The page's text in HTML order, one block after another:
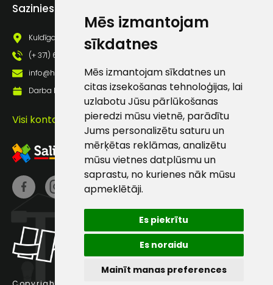
Mēs izmantojam
sīkdatnes
Mēs izmantojam sīkdatnes un
citas izsekošanas tehnoloģijas, lai
uzlabotu Jūsu pārlūkošanas
pieredzi mūsu vietnē, parādītu
Jums personalizētu saturu un
mērķētas reklāmas, analizētu
mūsu vietnes datplūsmu un
saprastu, no kurienes nāk mūsu
apmeklētāji.
Es piekrītu
Es noraidu
Mainīt manas preferences
Sazinies ar mums
Kuldīgas iela 69a, Saldus, Saldus nov., LV - 3801
(+ 371) 63 881 186
info@hards.lv
Darba laiks: Darbadienās: 8:00 - 17:00
Visi kontakti
Darbdienās:
8:00 – 17:00
(+371) 63 881
186
info@hards.lv